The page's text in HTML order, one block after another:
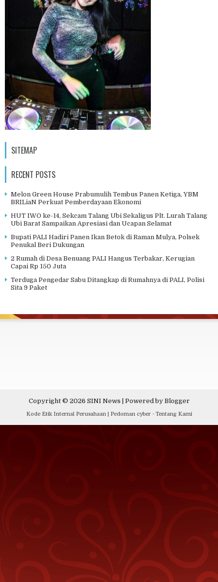
SITEMAP
RECENT POSTS
Melon Green House Prabumulih Tembus Panen Ketiga, YBM
BRILiaN Perkuat Pemberdayaan Ekonomi
HUT IWO ke-14, Sekcam Talang Ubi Sekaligus Plt. Lurah Talang
Ubi Barat Sampaikan Apresiasi dan Ucapan Selamat
Bupati PALI Hadiri Panen Ikan Betok di Raman Mulya, Polsek
Penukal Beri Dukungan
2 Rumah di Desa Benuang PALI Hangus Terbakar, Kerugian
Capai Rp 150 Juta
Terduga Pengedar Sabu Ditangkap di Rumahnya di PALI, Polisi
Sita 9 Paket
Copyright © 2026 SINI News | Powered by Blogger
Kode Etik Internal Perusahaan| Pedoman cyber- Tentang Kami